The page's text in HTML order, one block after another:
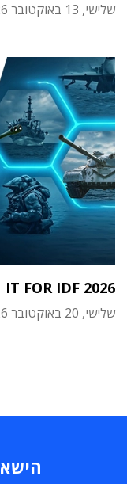
שלישי, 13 באוקטובר 2026
IT FOR IDF 2026
שלישי, 20 באוקטובר 2026